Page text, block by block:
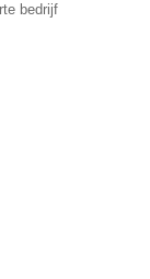
bedrijf